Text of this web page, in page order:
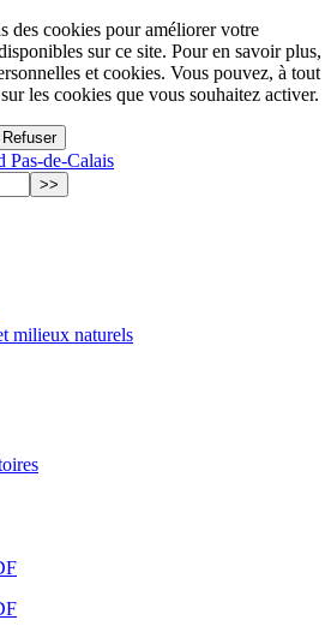
des cookies pour améliorer votre
sur ce site. Pour en savoir plus,
et cookies. Vous pouvez, à tout
les cookies que vous souhaitez activer.
Refuser
milieux naturels